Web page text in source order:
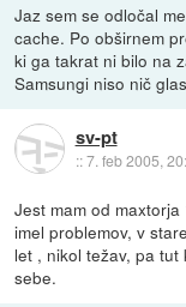
Jaz sem se odločal
cache. Po obširnem
ki ga takrat ni bilo na
Samsungi niso nič
sv-pt
::7. feb 2005,
Jest mam od
imel problemov, v
let , nikol težav, pa
sebe.